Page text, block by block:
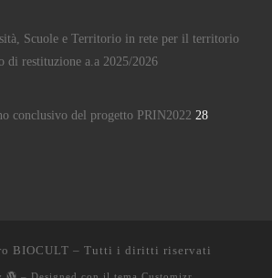
Scuole e Territorio in rete per il territorio
di restituzione a.a 2025/2026
conclusivo del progetto PRIN2022 28
BIOCULT – Tutti i diritti riservati